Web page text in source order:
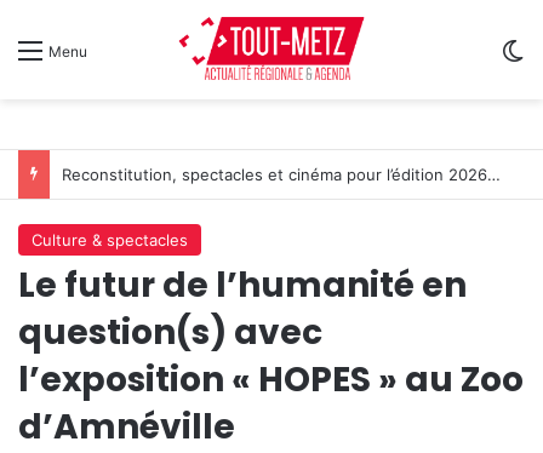
Menu
Reconstitution, spectacles et cinéma pour l’édition 2026 de « Ça tombe comme à Gravelotte »
Culture & spectacles
Le futur de l’humanité en
question(s) avec
l’exposition « HOPES » au Zoo
d’Amnéville